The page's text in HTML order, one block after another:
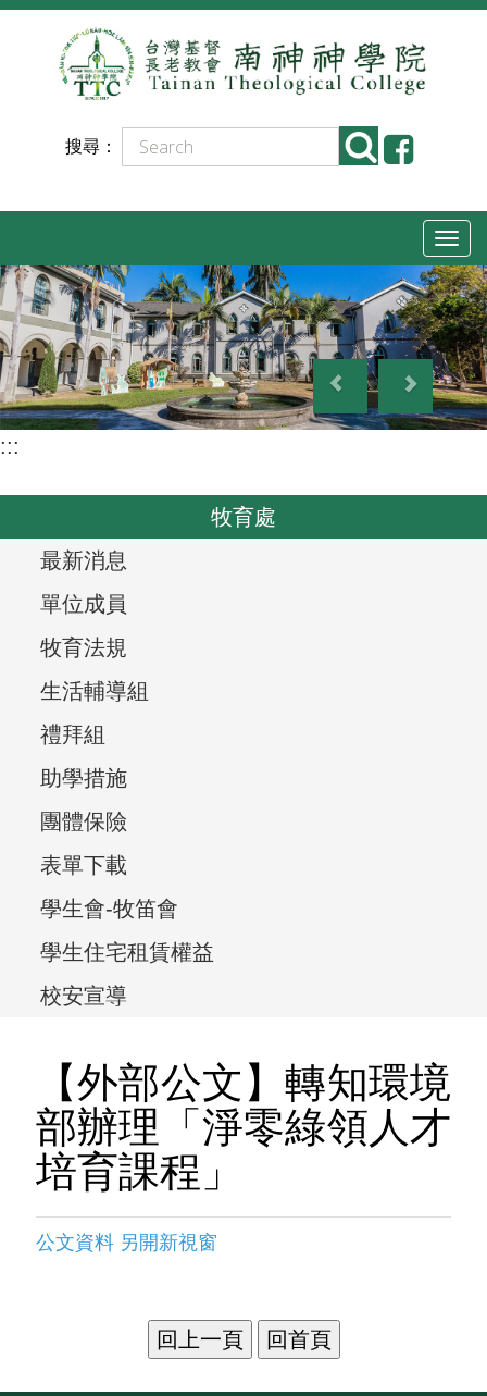
跳
搜尋：
T
o
g
g
l
e
i
P
r
e
o
e
x
:::
牧育處
T
r
e
e
v
i
e
w
,
最新消息
單位成員
牧育法規
生活輔導組
禮拜組
助學措施
團體保險
表單下載
學生會-牧笛會
學生住宅租賃權益
校安宣導
【外部公文】轉知環境
部辦理「淨零綠領人才
培育課程」
公文資料 另開新視窗